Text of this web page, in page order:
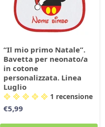
“Il mio primo Natale”.
Bavetta per neonato/a
in cotone
personalizzata. Linea
Luglio
1 recensione
€5,99